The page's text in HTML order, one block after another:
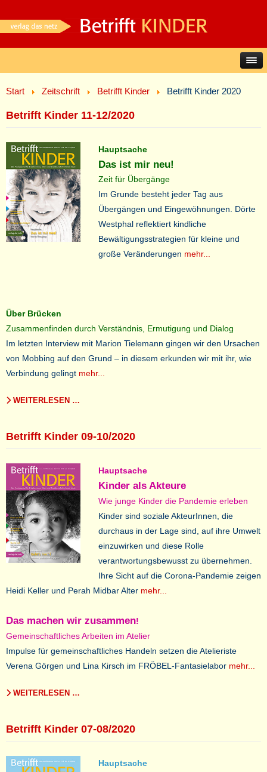
Start Zeitschrift Betrifft Kinder Betrifft Kinder 2020
Betrifft Kinder 11-12/2020
Hauptsache
Das ist mir neu!
Zeit für Übergänge
Im Grunde besteht jeder Tag aus
Übergängen und Eingewöhnungen. Dörte
Westphal reflektiert kindliche
Bewältigungsstrategien für kleine und
große Veränderungen mehr...
Über Brücken
Zusammenfinden durch Verständnis, Ermutigung und Dialog
Im letzten Interview mit Marion Tielemann gingen wir den Ursachen
von Mobbing auf den Grund – in diesem erkunden wir mit ihr, wie
Verbindung gelingt mehr...
WEITERLESEN …
Betrifft Kinder 09-10/2020
Hauptsache
Kinder als Akteure
Wie junge Kinder die Pandemie erleben
Kinder sind soziale AkteurInnen, die
durchaus in der Lage sind, auf ihre Umwelt
einzuwirken und diese Rolle
verantwortungsbewusst zu übernehmen.
Ihre Sicht auf die Corona-Pandemie zeigen
Heidi Keller und Perah Midbar Alter mehr...
Das machen wir zusammen!
Gemeinschaftliches Arbeiten im Atelier
Impulse für gemeinschaftliches Handeln setzen die Atelieriste
Verena Görgen und Lina Kirsch im FRÖBEL-Fantasielabor mehr...
WEITERLESEN …
Betrifft Kinder 07-08/2020
Hauptsache